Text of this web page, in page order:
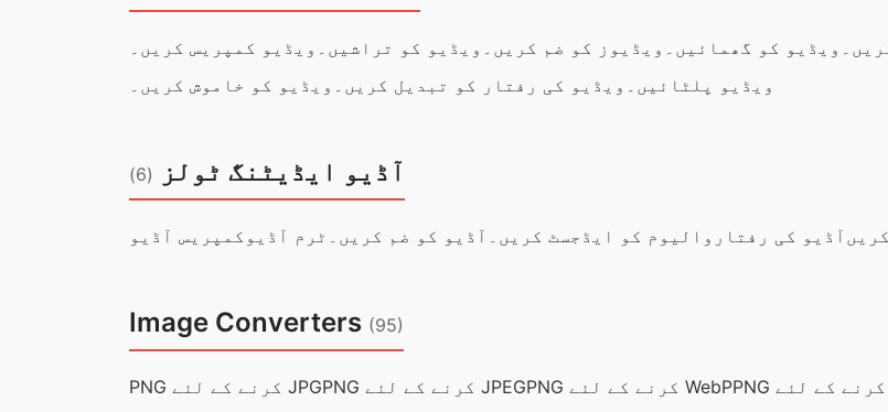
ویڈیو کمپریس کریں۔ ویڈیو کو تراشیں۔ ویڈیوز کو ضم کریں۔ ویڈیو کو گھمائیں۔
ویڈیو کو خاموش کریں۔ ویڈیو کی رفتار کو تبدیل کریں۔ ویڈیو پلٹائیں۔
آڈیو ایڈیٹنگ ٹولز (6)
کمپریس آڈیو ٹرم آڈیو آڈیو کو ضم کریں۔ والیوم کو ایڈجسٹ کریں۔ آڈیو کی رفتار
Image Converters (95)
PNG کرنے کے لئے JPG PNG کرنے کے لئے JPEG PNG کرنے کے لئے WebP